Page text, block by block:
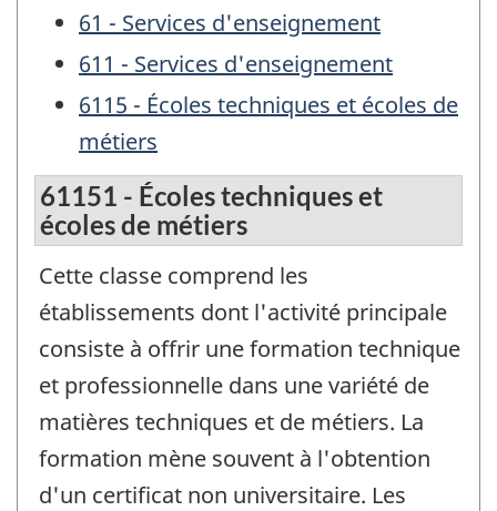
61 - Services d'enseignement
611 - Services d'enseignement
6115 - Écoles techniques et écoles de
métiers
61151 - Écoles techniques et
écoles de métiers
Cette classe comprend les
établissements dont l'activité principale
consiste à offrir une formation technique
et professionnelle dans une variété de
matières techniques et de métiers. La
formation mène souvent à l'obtention
d'un certificat non universitaire. Les